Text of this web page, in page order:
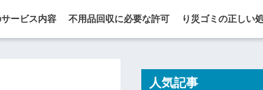
ービス内容 不用品回収に必要な許可 り災ゴミの正しい
人気記事